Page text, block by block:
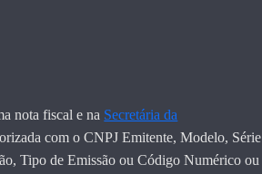
nota fiscal e na Secretária da
com o CNPJ Emitente, Modelo, Série
Tipo de Emissão ou Código Numérico ou